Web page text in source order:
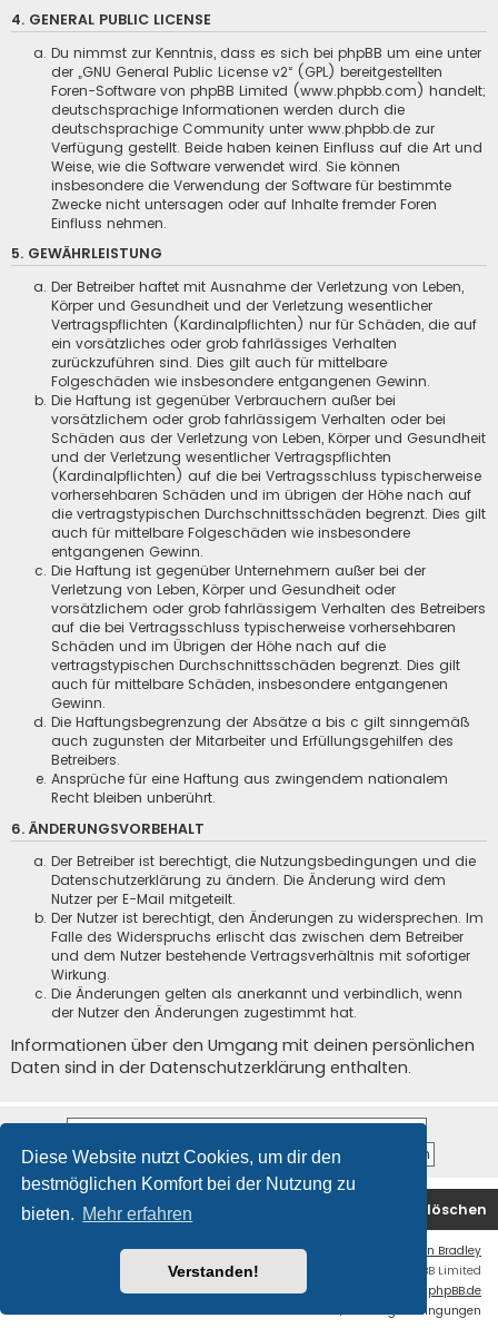
Diese Website nutzt Cookies, um dir den
bestmöglichen Komfort bei der Nutzung zu
bieten. Mehr erfahren
Verstanden!
4. GENERAL PUBLIC LICENSE
Du nimmst zur Kenntnis, dass es sich bei phpBB um eine unter
der „GNU General Public License v2“ (GPL) bereitgestellten
Foren-Software von phpBB Limited (www.phpbb.com) handelt;
deutschsprachige Informationen werden durch die
deutschsprachige Community unter www.phpbb.de zur
Verfügung gestellt. Beide haben keinen Einfluss auf die Art und
Weise, wie die Software verwendet wird. Sie können
insbesondere die Verwendung der Software für bestimmte
Zwecke nicht untersagen oder auf Inhalte fremder Foren
Einfluss nehmen.
5. GEWÄHRLEISTUNG
Der Betreiber haftet mit Ausnahme der Verletzung von Leben,
Körper und Gesundheit und der Verletzung wesentlicher
Vertragspflichten (Kardinalpflichten) nur für Schäden, die auf
ein vorsätzliches oder grob fahrlässiges Verhalten
zurückzuführen sind. Dies gilt auch für mittelbare
Folgeschäden wie insbesondere entgangenen Gewinn.
Die Haftung ist gegenüber Verbrauchern außer bei
vorsätzlichem oder grob fahrlässigem Verhalten oder bei
Schäden aus der Verletzung von Leben, Körper und Gesundheit
und der Verletzung wesentlicher Vertragspflichten
(Kardinalpflichten) auf die bei Vertragsschluss typischerweise
vorhersehbaren Schäden und im übrigen der Höhe nach auf
die vertragstypischen Durchschnittsschäden begrenzt. Dies gilt
auch für mittelbare Folgeschäden wie insbesondere
entgangenen Gewinn.
Die Haftung ist gegenüber Unternehmern außer bei der
Verletzung von Leben, Körper und Gesundheit oder
vorsätzlichem oder grob fahrlässigem Verhalten des Betreibers
auf die bei Vertragsschluss typischerweise vorhersehbaren
Schäden und im Übrigen der Höhe nach auf die
vertragstypischen Durchschnittsschäden begrenzt. Dies gilt
auch für mittelbare Schäden, insbesondere entgangenen
Gewinn.
Die Haftungsbegrenzung der Absätze a bis c gilt sinngemäß
auch zugunsten der Mitarbeiter und Erfüllungsgehilfen des
Betreibers.
Ansprüche für eine Haftung aus zwingendem nationalem
Recht bleiben unberührt.
6. ÄNDERUNGSVORBEHALT
Der Betreiber ist berechtigt, die Nutzungsbedingungen und die
Datenschutzerklärung zu ändern. Die Änderung wird dem
Nutzer per E-Mail mitgeteilt.
Der Nutzer ist berechtigt, den Änderungen zu widersprechen. Im
Falle des Widerspruchs erlischt das zwischen dem Betreiber
und dem Nutzer bestehende Vertragsverhältnis mit sofortiger
Wirkung.
Die Änderungen gelten als anerkannt und verbindlich, wenn
der Nutzer den Änderungen zugestimmt hat.
Informationen über den Umgang mit deinen persönlichen
Daten sind in der Datenschutzerklärung enthalten.
Foren-Übersicht Alle Cookies löschen
Ian Bradley
Powered byphpBB
® Forum Software © phpBB Limited
Deutsche Übersetzung durch phpBB.de
Nutzungsbedingungen